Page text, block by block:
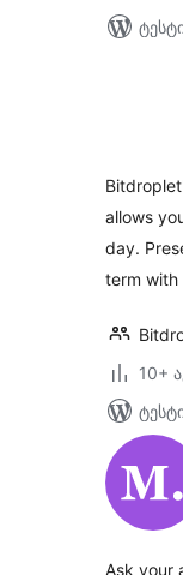
allows
day.
term with
10+
Ask your